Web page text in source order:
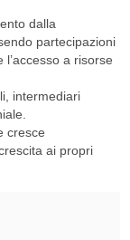
dalla
partecipazioni
a risorse
intermediari
cresce
ai propri